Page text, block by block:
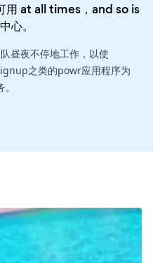
at all times，and so is
心。
昼夜不停地工作，以使
之类的powr应用程序为